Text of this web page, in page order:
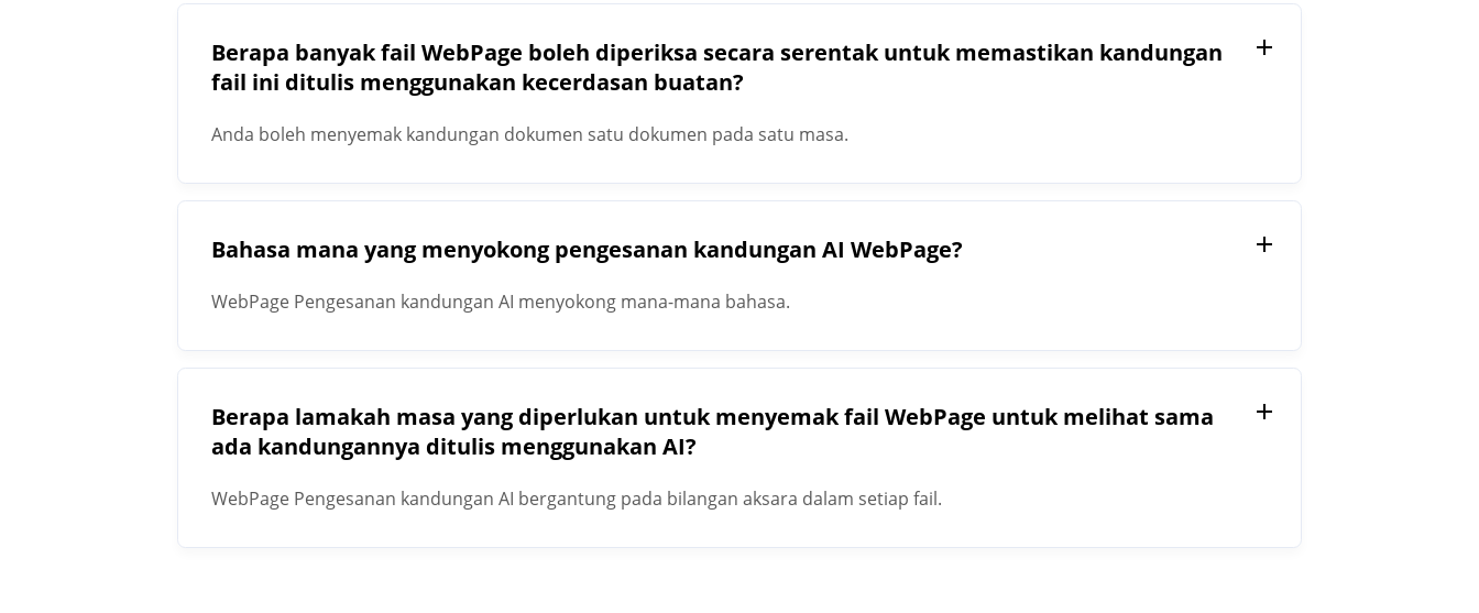
Berapa banyak fail WebPage boleh diperiksa secara serentak untuk memastikan kandungan
fail ini ditulis menggunakan kecerdasan buatan?
Anda boleh menyemak kandungan dokumen satu dokumen pada satu masa.
Bahasa mana yang menyokong pengesanan kandungan AI WebPage?
WebPage Pengesanan kandungan AI menyokong mana-mana bahasa.
Berapa lamakah masa yang diperlukan untuk menyemak fail WebPage untuk melihat sama
ada kandungannya ditulis menggunakan AI?
WebPage Pengesanan kandungan AI bergantung pada bilangan aksara dalam setiap fail.